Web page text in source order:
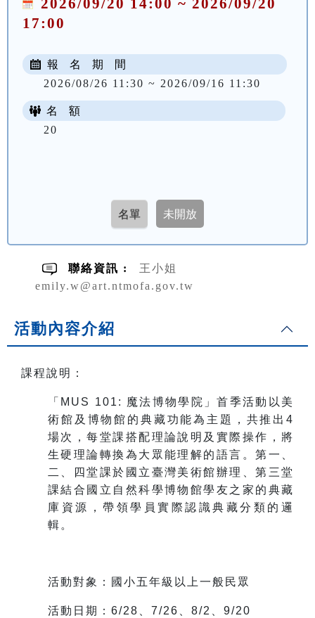
2026/09/20 14:00 ~ 2026/09/20
17:00
報 名 期 間
2026/08/26 11:30 ~ 2026/09/16 11:30
名 額
20
聯絡資訊 :
王小姐
emily.w@art.ntmofa.gov.tw
活動內容介紹
課程說明：
「MUS 101: 魔法博物學院」首季活動以美
術館及博物館的典藏功能為主題，共推出4
場次，每堂課搭配理論說明及實際操作，將
生硬理論轉換為大眾能理解的語言。第一、
二、四堂課於國立臺灣美術館辦理、第三堂
課結合國立自然科學博物館學友之家的典藏
庫資源，帶領學員實際認識典藏分類的邏
輯。
活動對象：國小五年級以上一般民眾
活動日期：6/28、7/26、8/2、9/20